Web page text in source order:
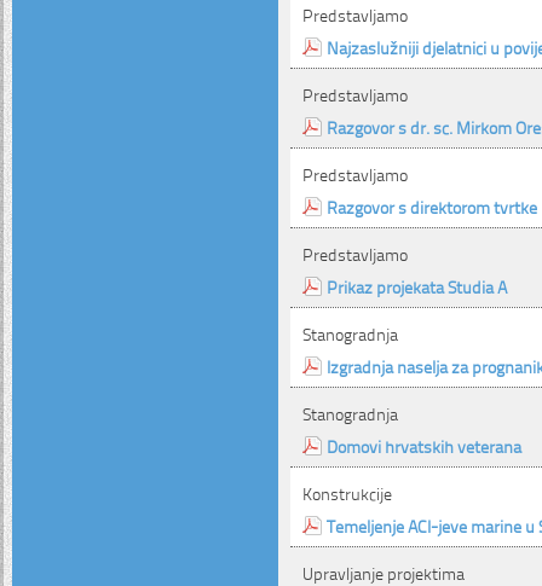
Predstavljamo
Najzaslužniji djelatnici u
Predstavljamo
Razgovor s dr. sc. Mirkom
Predstavljamo
Razgovor s direktorom
Predstavljamo
Prikaz projekata Studia A
Stanogradnja
Izgradnja naselja za
Stanogradnja
Domovi hrvatskih veterana
Konstrukcije
Temeljenje ACI-jeve marine u
Upravljanje projektima